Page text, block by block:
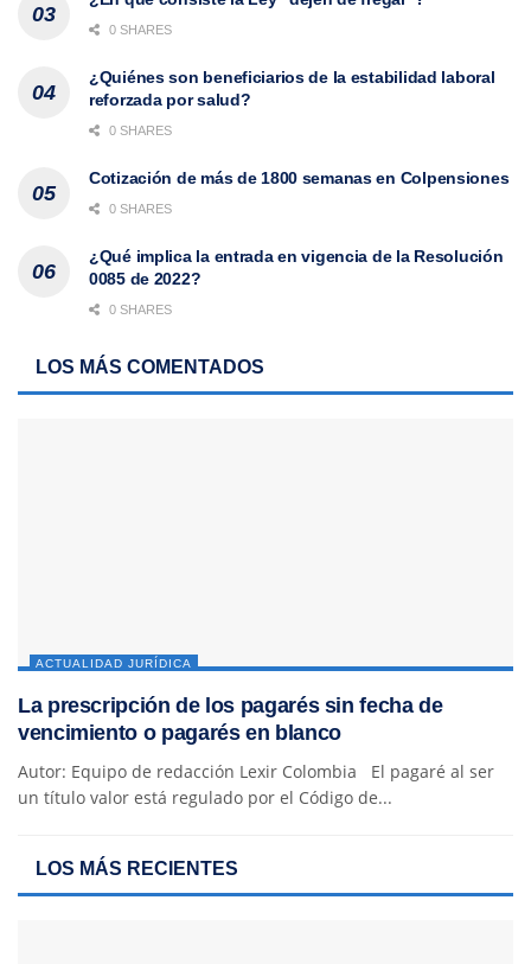
0 SHARES
¿Quiénes son beneficiarios de la estabilidad laboral
reforzada por salud?
0 SHARES
Cotización de más de 1800 semanas en Colpensiones
0 SHARES
¿Qué implica la entrada en vigencia de la Resolución
0085 de 2022?
0 SHARES
LOS MÁS COMENTADOS
ACTUALIDAD JURÍDICA
La prescripción de los pagarés sin fecha de
vencimiento o pagarés en blanco
Autor: Equipo de redacción Lexir Colombia El pagaré al ser
un título valor está regulado por el Código de...
LOS MÁS RECIENTES